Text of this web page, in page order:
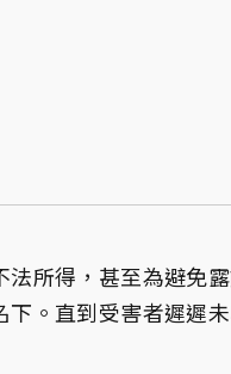
所得，甚至為避免
。直到受害者遲遲